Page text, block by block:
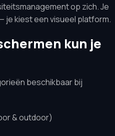
op zich. Je
je kiest een visueel platform.
kun je
beschikbaar bij
& outdoor)